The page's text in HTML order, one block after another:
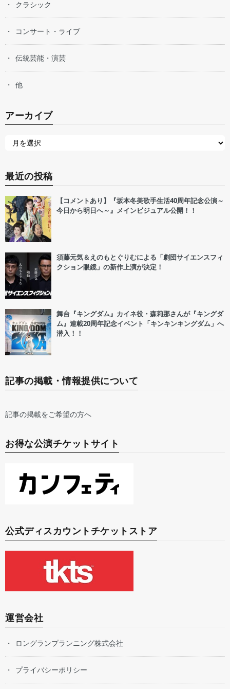
クラシック
コンサート・ライブ
伝統芸能・演芸
他
アーカイブ
最近の投稿
【コメントあり】『坂本冬美歌手生活40周年記念公演～
今日から明日へ～』メインビジュアル公開！！
須藤元気＆えのもとぐりむによる「劇団サイエンスフィ
クション眼鏡」の新作上演が決定！
舞台『キングダム』カイネ役・森莉那さんが『キングダ
ム』連載20周年記念イベント「キンキンキングダム」へ
潜入！！
記事の掲載・情報提供について
記事の掲載をご希望の方へ
お得な公演チケットサイト
公式ディスカウントチケットストア
運営会社
ロングランプランニング株式会社
プライバシーポリシー